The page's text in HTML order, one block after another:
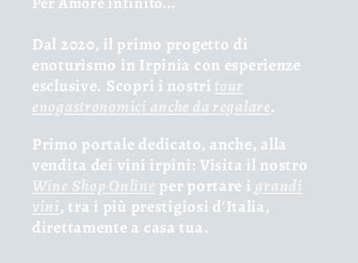
Dal 2020, il primo progetto di
enoturismo in Irpinia con esperienze
esclusive. Scopri i nostri tour
enogastronomici anche da regalare.
Primo portale dedicato, anche, alla
vendita dei vini irpini: Visita il nostro
Wine Shop Online per portare i grandi
vini, tra i più prestigiosi d'Italia,
direttamente a casa tua.